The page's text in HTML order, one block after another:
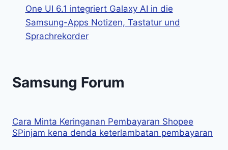
One UI 6.1 integriert Galaxy AI in die
Samsung-Apps Notizen, Tastatur und
Sprachrekorder
Samsung Forum
Cara Minta Keringanan Pembayaran Shopee
SPinjam kena denda keterlambatan pembayaran